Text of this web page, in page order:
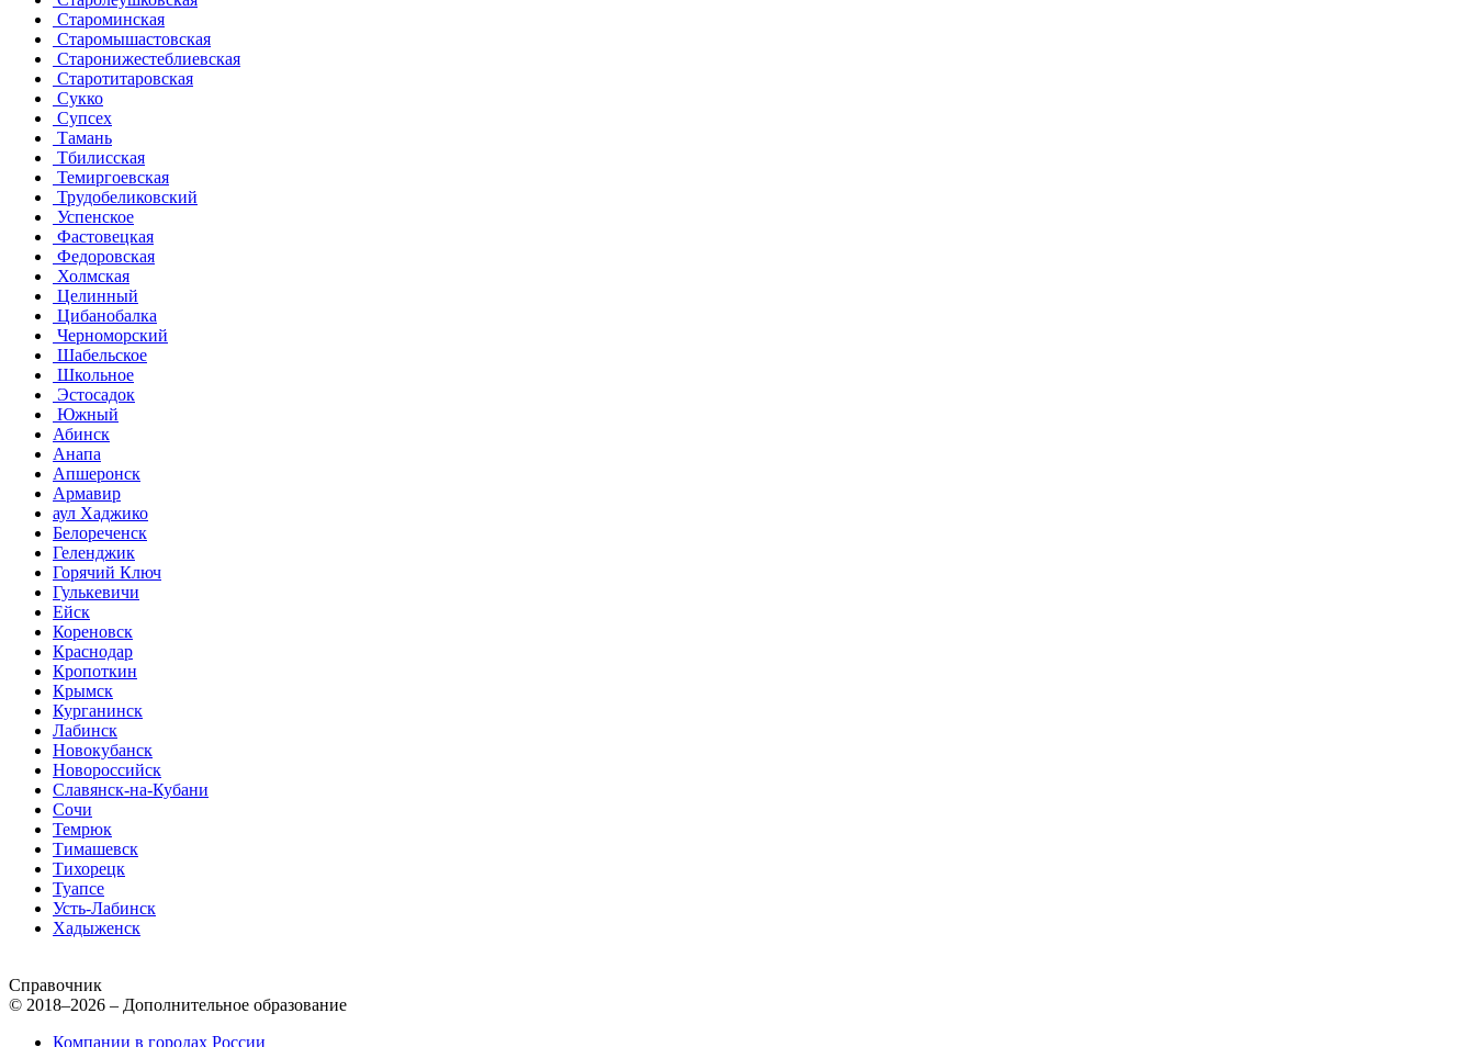
Староминская
Старомышастовская
Старонижестеблиевская
Старотитаровская
Сукко
Супсех
Тамань
Тбилисская
Темиргоевская
Трудобеликовский
Успенское
Фастовецкая
Федоровская
Холмская
Целинный
Цибанобалка
Черноморский
Шабельское
Школьное
Эстосадок
Южный
Абинск
Анапа
Апшеронск
Армавир
аул Хаджико
Белореченск
Геленджик
Горячий Ключ
Гулькевичи
Ейск
Кореновск
Краснодар
Кропоткин
Крымск
Курганинск
Лабинск
Новокубанск
Новороссийск
Славянск-на-Кубани
Сочи
Темрюк
Тимашевск
Тихорецк
Туапсе
Усть-Лабинск
Хадыженск
Справочник
© 2018–2026 – Дополнительное образование
Компании в городах России